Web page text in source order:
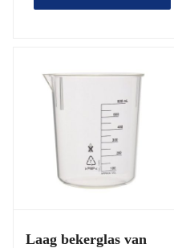
Laag bekerglas van